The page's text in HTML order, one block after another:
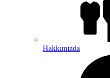
Hakkımızda